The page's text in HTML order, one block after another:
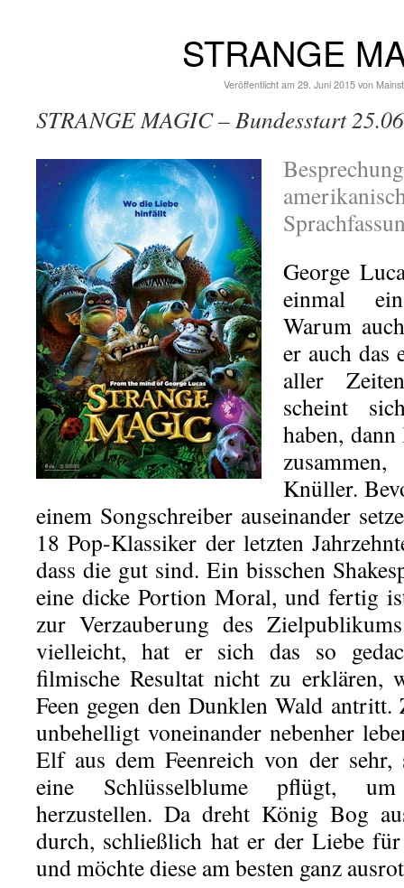
STRANGE
Veröffentlicht am 29. Juni 2015 von
STRANGE MAGIC – Bundesstart
George
einmal
Warum
er auch das
aller
scheint
haben,
Knüller.
einem Songschreiber auseinander
18 Pop-Klassiker der letzten
dass die gut sind. Ein bisschen
eine dicke Portion Moral, und fertig
zur Verzauberung des
vielleicht, hat er sich das so
filmische Resultat nicht zu erklären,
Feen gegen den Dunklen Wald
unbehelligt voneinander nebenher
Elf aus dem Feenreich von der sehr,
eine Schlüsselblume pflügt,
herzustellen. Da dreht König Bog
durch, schließlich hat er der Liebe für
und möchte diese am besten ganz